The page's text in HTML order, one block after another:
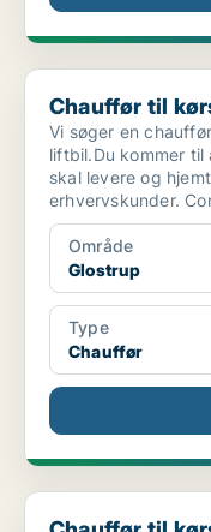
Chauffør til kørsel med
Chauffør til
Vi søger en
liftbil.Du kommer
skal levere og
erhvervskunder.
Område
Glostrup
Type
Chauffør
Chauffør til kørsel med